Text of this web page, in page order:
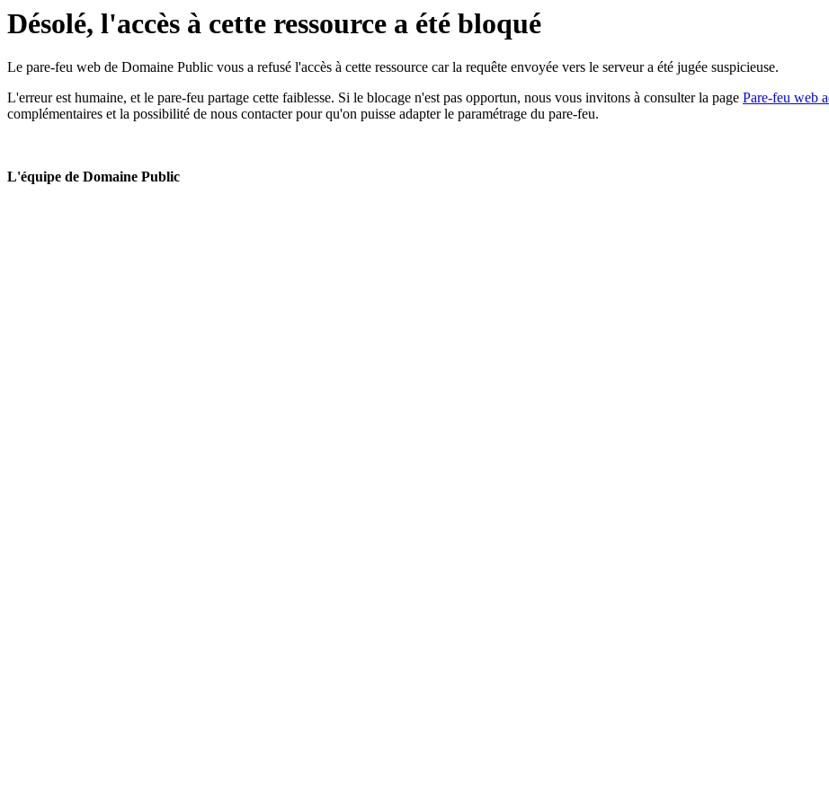
Désolé, l'accès à cette ressource a été bloqué
Le pare-feu web de Domaine Public vous a refusé l'accès à cette ressource car la requête envoyée vers le serveur a été jugée suspicieuse.
L'erreur est humaine, et le pare-feu partage cette faiblesse. Si le blocage n'est pas opportun, nous vous invitons à consulter la page Pare-feu web
complémentaires et la possibilité de nous contacter pour qu'on puisse adapter le paramétrage du pare-feu.
L'équipe de Domaine Public